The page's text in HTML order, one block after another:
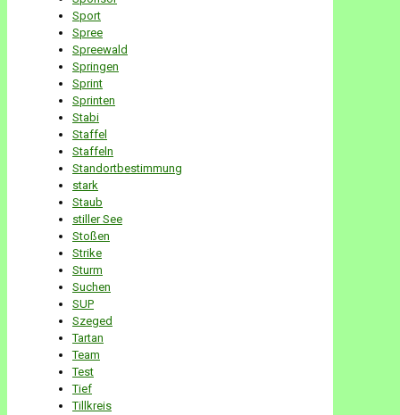
Sport
Spree
Spreewald
Springen
Sprint
Sprinten
Stabi
Staffel
Staffeln
Standortbestimmung
stark
Staub
stiller See
Stoßen
Strike
Sturm
Suchen
SUP
Szeged
Tartan
Team
Test
Tief
Tillkreis